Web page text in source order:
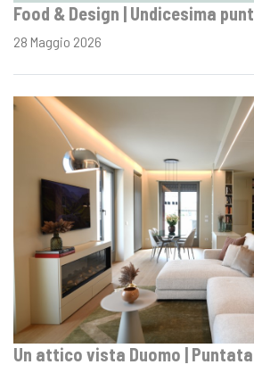
Food & Design | Undicesima
28 Maggio 2026
Un attico vista Duomo |